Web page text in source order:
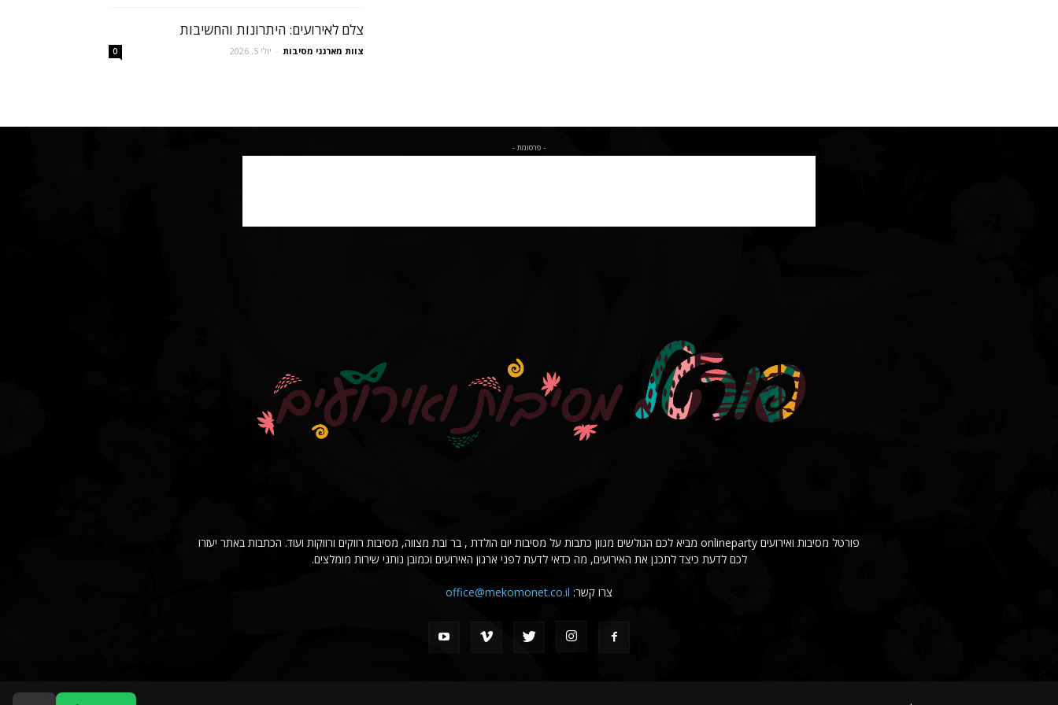
צלם לאירועים: היתרונות והחשיבות
צוות מארגני מסיבות - יולי 5, 2026 0
- פרסומת -
פורטל מסיבות ואירועים onlineparty מביא לכם הגולשים מגוון כתבות על מסיבות יום הולדת , בר ובת מצווה, מסיבות רווקים ורווקות ועוד. הכתבות באתר יעזרו
לכם לדעת כיצד לתכנן את האירועים, מה כדאי לדעת לפני ארגון האירועים וכמובן נותני שירות מומלצים.
צרו קשר: office@mekomonet.co.il